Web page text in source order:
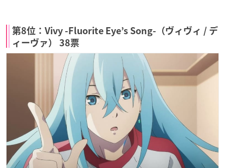
第8位：Vivy -Fluorite Eye’s Song-（ヴィヴィ / デ
ィーヴァ） 38票